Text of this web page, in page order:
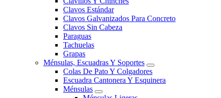
Clavos Estándar
Clavos Galvanizados Para Concreto
Clavos Sin Cabeza
Paraguas
Tachuelas
Grapas
Ménsulas, Escuadras Y Soportes
Colas De Pato Y Colgadores
Escuadra Cantonera Y Esquinera
Ménsulas